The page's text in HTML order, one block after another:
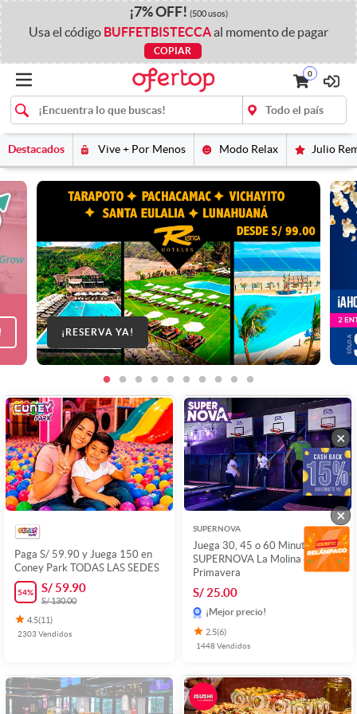
¡7%OFF! (500 usos)
Usa el código BUFFETBISTECCAal momento de pagar
COPIAR
0
Destacados Vive + Por Menos Modo Relax Julio
¡RESERVA YA!
×
Paga S/ 59.90 y Juega 150 en
Coney Park TODAS LAS SEDES
54% S/ 59.90
S/ 130.00
4.5(11)
2303Vendidos
SUPERNOVA
Juega 30, 45 o 60 Minutos en
SUPERNOVA La Molina o
Primavera
S/ 25.00
¡Mejor precio!
2.5(6)
1448Vendidos
×
×